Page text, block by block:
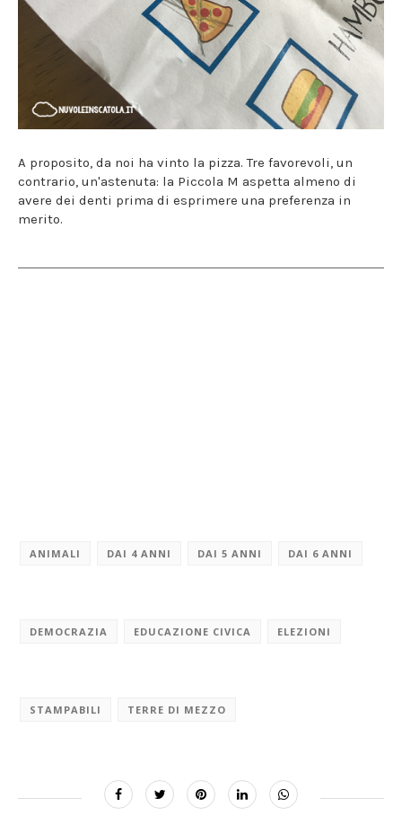
A proposito, da noi ha vinto la pizza. Tre favorevoli, un
contrario, un'astenuta: la Piccola M aspetta almeno di
avere dei denti prima di esprimere una preferenza in
merito.
ANIMALI DAI 4 ANNI DAI 5 ANNI DAI 6 ANNI
DEMOCRAZIA EDUCAZIONE CIVICA ELEZIONI
STAMPABILI TERRE DI MEZZO